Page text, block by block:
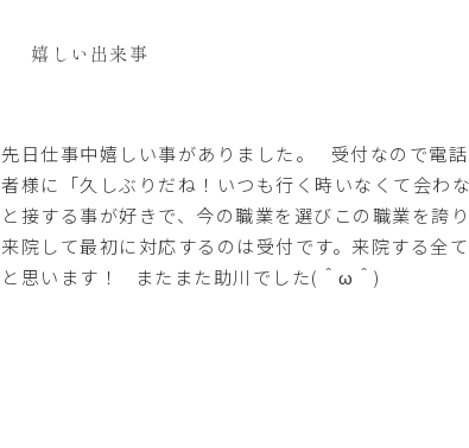
嬉しい出来事
先日仕事中嬉しい事がありました。 受付なので電
者様に「久しぶりだね！いつも行く時いなくて会
と接する事が好きで、今の職業を選びこの職業を
来院して最初に対応するのは受付です。来院する全
と思います！ またまた助川でした(＾ω＾)